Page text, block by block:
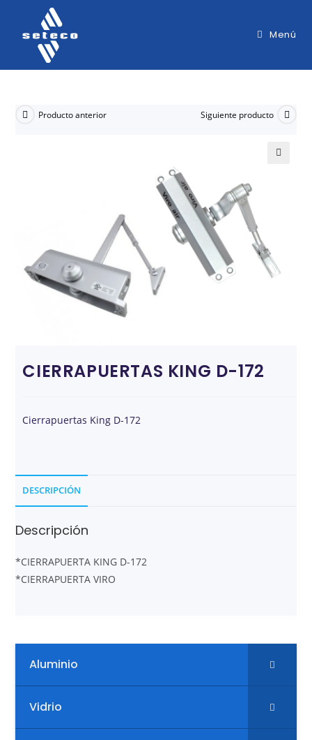
Menú
Producto anterior Siguiente producto
CIERRAPUERTAS KING D-172
Cierrapuertas King D-172
DESCRIPCIÓN
Descripción
*CIERRAPUERTA KING D-172
*CIERRAPUERTA VIRO
Aluminio
Vidrio